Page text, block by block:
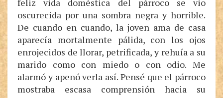
feliz vida doméstica del párroco se vio
oscurecida por una sombra negra y horrible.
De cuando en cuando, la joven ama de casa
aparecía mortalmente pálida, con los ojos
enrojecidos de llorar, petrificada, y rehuía a su
marido como con miedo o con odio. Me
alarmó y apenó verla así. Pensé que el párroco
mostraba escasa comprensión hacia su